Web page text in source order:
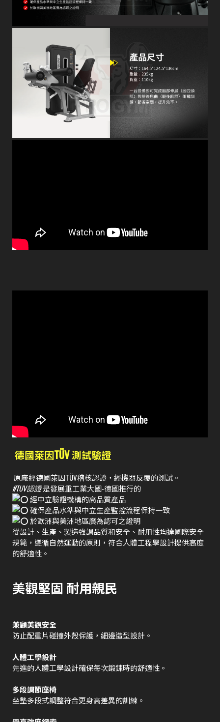
德國萊因TÜV 測試驗證
原廠經德國萊因TÜV稽核認證，經機器反覆的測試。
#TUV認證是發展重工業大國-德國推行的
經中立驗證機構的高品質產品
確保產品水準與中立生產監控流程保持一致
於歐洲與美洲地區廣為認可之證明
從設計、生產、製造強調品質和安全、耐用性均達國際安全
規範，遵循自然運動的原則，符合人體工程學設計提供高度
的舒適性。
美觀堅固 耐用親民
兼顧美觀安全
防止配重片碰撞外殼保護，細邊造型設計。
人體工學設計
先進的人體工學設計確保每次鍛鍊時的舒適性。
多段調節座椅
坐墊多段式調整符合更身高差異的訓練。